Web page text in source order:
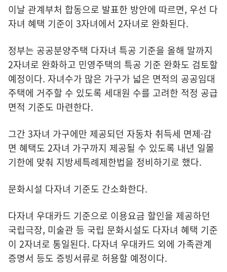
이날 관계부처 합동으로 발표한 방안에 따르면, 우선 다
자녀 혜택 기준이 3자녀에서 2자녀로 완화된다.
정부는 공공분양주택 다자녀 특공 기준을 올해 말까지
2자녀로 완화하고 민영주택의 특공 기준 완화도 검토할
예정이다. 자녀수가 많은 가구가 넓은 면적의 공공임대
주택에 거주할 수 있도록 세대원 수를 고려한 적정 공급
면적 기준도 마련한다.
그간 3자녀 가구에만 제공되던 자동차 취득세 면제·감
면 혜택도 2자녀 가구까지 제공될 수 있도록 내년 일몰
기한에 맞춰 지방세특례제한법을 정비하기로 했다.
문화시설 다자녀 기준도 간소화한다.
다자녀 우대카드 기준으로 이용요금 할인을 제공하던
국립극장, 미술관 등 국립 문화시설도 다자녀 혜택 기준
이 2자녀로 통일된다. 다자녀 우대카드 외에 가족관계
증명서 등도 증빙서류로 허용할 예정이다.